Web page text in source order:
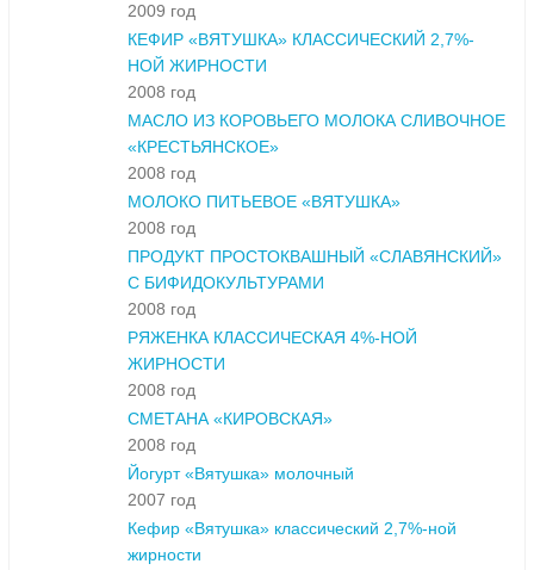
2009 год
КЕФИР «ВЯТУШКА» КЛАССИЧЕСКИЙ 2,7%-
НОЙ ЖИРНОСТИ
2008 год
МАСЛО ИЗ КОРОВЬЕГО МОЛОКА СЛИВОЧНОЕ
«КРЕСТЬЯНСКОЕ»
2008 год
МОЛОКО ПИТЬЕВОЕ «ВЯТУШКА»
2008 год
ПРОДУКТ ПРОСТОКВАШНЫЙ «СЛАВЯНСКИЙ»
С БИФИДОКУЛЬТУРАМИ
2008 год
РЯЖЕНКА КЛАССИЧЕСКАЯ 4%-НОЙ
ЖИРНОСТИ
2008 год
СМЕТАНА «КИРОВСКАЯ»
2008 год
Йогурт «Вятушка» молочный
2007 год
Кефир «Вятушка» классический 2,7%-ной
жирности